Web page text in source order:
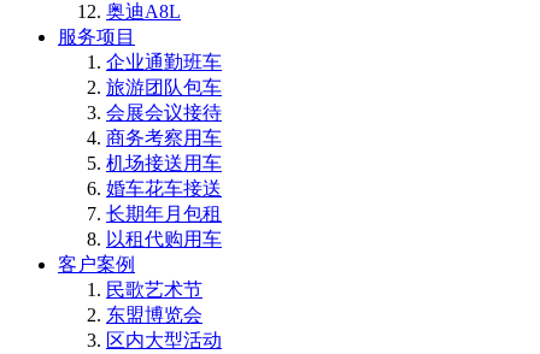
奥迪A8L
服务项目
企业通勤班车
旅游团队包车
会展会议接待
商务考察用车
机场接送用车
婚车花车接送
长期年月包租
以租代购用车
客户案例
民歌艺术节
东盟博览会
区内大型活动